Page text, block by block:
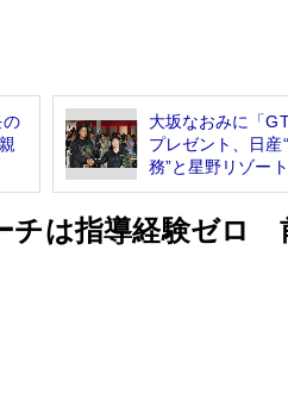
の
大坂なおみに「
プレゼント、日産
務”と星野リゾート
チは指導経験ゼロ